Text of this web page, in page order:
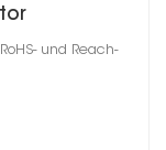
und Reach-